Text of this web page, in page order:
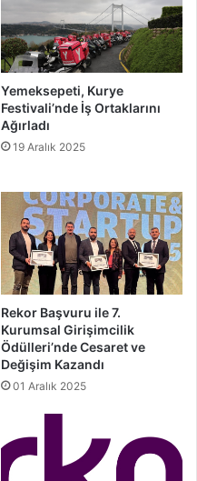
Yemeksepeti, Kurye
Festivali’nde İş Ortaklarını
Ağırladı
19 Aralık 2025
Rekor Başvuru ile 7.
Kurumsal Girişimcilik
Ödülleri’nde Cesaret ve
Değişim Kazandı
01 Aralık 2025